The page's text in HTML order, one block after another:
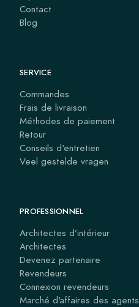
Contact
Blog
SERVICE
Commandes
Frais de livraison
Méthodes de paiement
Retour
Conseils d'entretien
Veel gestelde vragen
PROFESSIONNEL
Architectes d’intérieur
Architectes
Devenez partenaire
Revendeurs
Connexion revendeurs
Marché d'affaires des agents